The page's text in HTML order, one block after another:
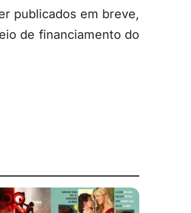
publicados em breve,
de financiamento do